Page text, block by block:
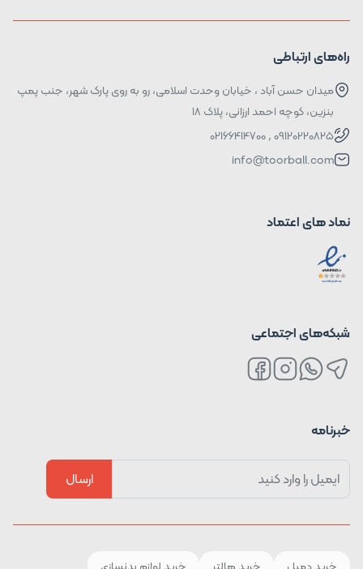
راه‌های ارتباطی
میدان حسن آباد ، خیابان وحدت اسلامی، رو به روی پارک شهر، جنب پمپ
بنزین، کوچه احمد ارزانی، پلاک ۱۸
09120220825 , 02166414700
info@toorball.com
نماد های اعتماد
شبکه‌های اجتماعی
خبرنامه
ارسال